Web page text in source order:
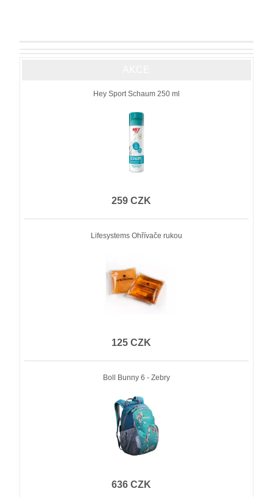
Hey Sport Schaum 250 ml
259 CZK
Lifesystems Ohřívače rukou
125 CZK
Boll Bunny 6 - Zebry
636 CZK